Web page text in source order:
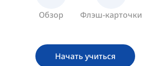
Обзор Флэш-карточки
Начать учиться